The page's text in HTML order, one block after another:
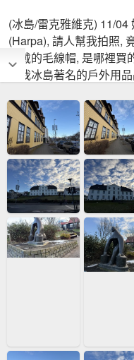
(冰島/雷克雅維克) 11/
(Harpa), 請人幫我拍照,
問戴的毛線帽, 是哪裡
紹我冰島著名的戶外用